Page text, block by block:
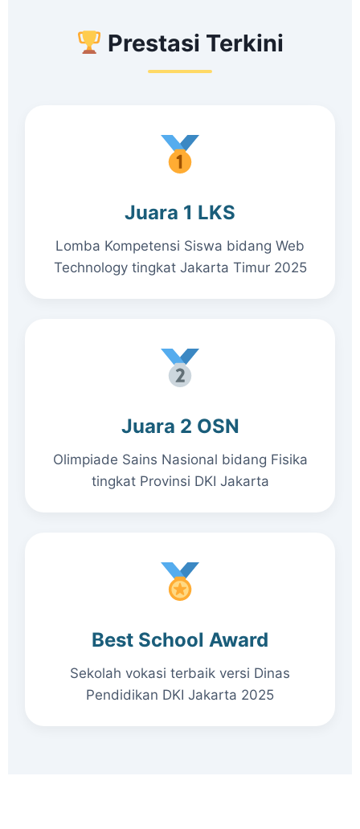
Prestasi Terkini
Juara 1 LKS
Lomba Kompetensi Siswa bidang Web
Technology tingkat Jakarta Timur 2025
Juara 2 OSN
Olimpiade Sains Nasional bidang Fisika
tingkat Provinsi DKI Jakarta
Best School Award
Sekolah vokasi terbaik versi Dinas
Pendidikan DKI Jakarta 2025